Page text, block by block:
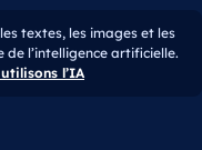
textes, les images et les
de l’intelligence artificielle.
l’IA